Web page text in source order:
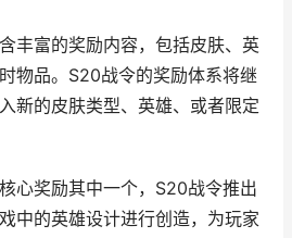
丰富的奖励内容，包括皮肤、英
物品。S20战令的奖励体系将继
新的皮肤类型、英雄、或者限定
心奖励其中一个，S20战令推出
中的英雄设计进行创造，为玩家